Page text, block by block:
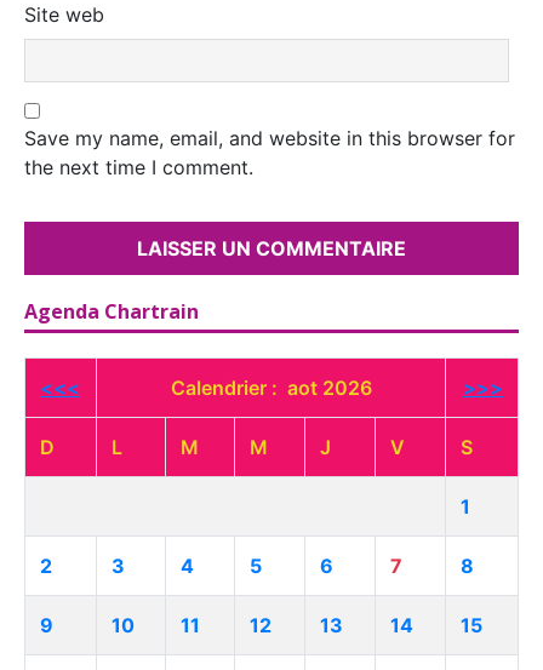
Site web
Save my name, email, and website in this browser for
the next time I comment.
Agenda Chartrain
<<< Calendrier : aot 2026 >>>
D L M M J V S
1
2 3 4 5 6 7 8
9 10 11 12 13 14 15